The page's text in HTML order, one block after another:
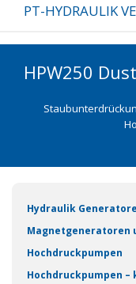
PT-HYDRAULIK
HPW250
Hydraulik
Magnetgeneratoren
Hochdruckpumpen
Hochdruckpumpen